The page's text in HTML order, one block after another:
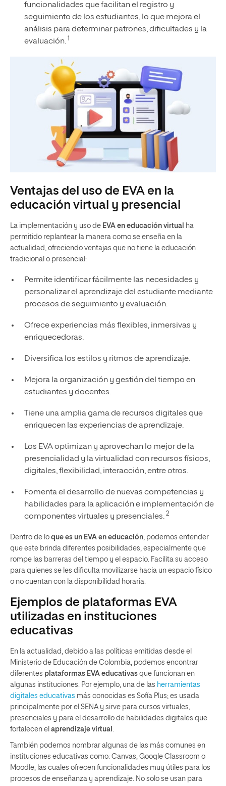
funcionalidades que facilitan el registro y
seguimiento de los estudiantes, lo que mejora el
análisis para determinar patrones, dificultades y la
evaluación. 1
Ventajas del uso de EVA en la
educación virtual y presencial
La implementación y uso de EVA en educación virtual
ha
permitido replantear la manera como se enseña en la
actualidad, ofreciendo ventajas que no tiene la educación
tradicional o presencial:
Permite identificar fácilmente las necesidades y
personalizar el aprendizaje del estudiante mediante
procesos de seguimiento y evaluación.
Ofrece experiencias más flexibles, inmersivas y
enriquecedoras.
Diversifica los estilos y ritmos de aprendizaje.
Mejora la organización y gestión del tiempo en
estudiantes y docentes.
Tiene una amplia gama de recursos digitales que
enriquecen las experiencias de aprendizaje.
Los EVA optimizan y aprovechan lo mejor de la
presencialidad y la virtualidad con recursos físicos,
digitales, flexibilidad, interacción, entre otros.
Fomenta el desarrollo de nuevas competencias y
habilidades para la aplicación e implementación de
componentes virtuales y presenciales. 2
Dentro de lo que es un EVA en educación, podemos entender
que este brinda diferentes posibilidades, especialmente que
rompe las barreras del tiempo y el espacio. Facilita su acceso
para quienes se les dificulta movilizarse hacia un espacio físico
o no cuentan con la disponibilidad horaria.
Ejemplos de plataformas EVA
utilizadas en instituciones
educativas
En la actualidad, debido a las políticas emitidas desde el
Ministerio de Educación de Colombia, podemos encontrar
diferentes plataformas EVA educativas que funcionan en
algunas instituciones. Por ejemplo, una de las herramientas
digitales educativas más conocidas es Sofía Plus; es usada
principalmente por el SENA y sirve para cursos virtuales,
presenciales y para el desarrollo de habilidades digitales que
fortalecen el aprendizaje virtual .
También podemos nombrar algunas de las más comunes en
instituciones educativas como: Canvas, Google Classroom o
Moodle; las cuales ofrecen funcionalidades muy útiles para los
procesos de enseñanza y aprendizaje. No solo se usan para